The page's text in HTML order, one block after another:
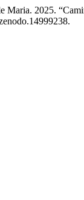
Maria. 2025.